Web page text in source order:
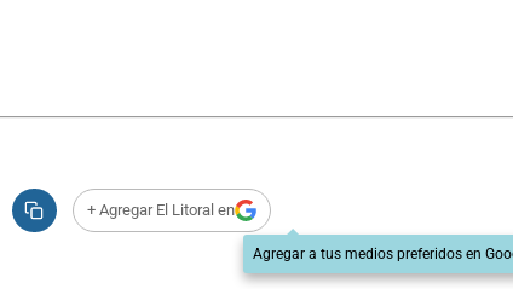
+ Agregar El Litoral en
Agregar a tus medios preferidos en